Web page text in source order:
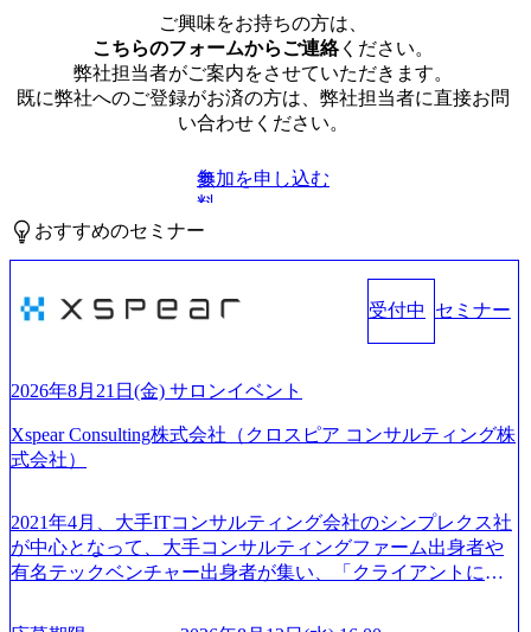
ご興味をお持ちの方は、
こちらのフォームからご連絡ください。
弊社担当者がご案内をさせていただきます。
既に弊社へのご登録がお済の方は、弊社担当者に直接お問
い合わせください。
無
料
参加を申し込む
おすすめのセミナー
受付中 セミナー
2026年8月21日(金) サロンイベント
Xspear Consulting株式会社（クロスピア コンサルティング株
式会社）
2021年4月、大手ITコンサルティング会社のシンプレクス社
が中心となって、大手コンサルティングファーム出身者や
有名テックベンチャー出身者が集い、「クライアントにと
い」という想いの下で立ち上げた新鋭ファーム テクノロジ